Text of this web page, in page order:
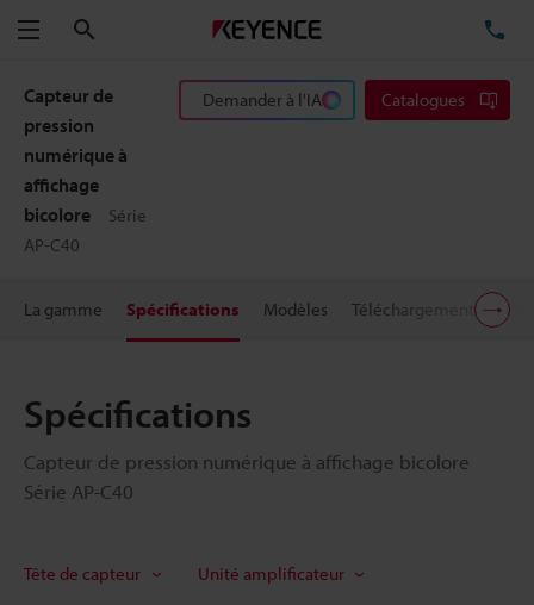
Menu
Capteur de
pression
numérique à
affichage
bicolore
Série
AP-C40
Demander à l'IA Catalogues
La gamme Spécifications Modèles Téléchargements Prix
Spécifications
Capteur de pression numérique à affichage bicolore
Série AP-C40
Tête de capteur Unité amplificateur